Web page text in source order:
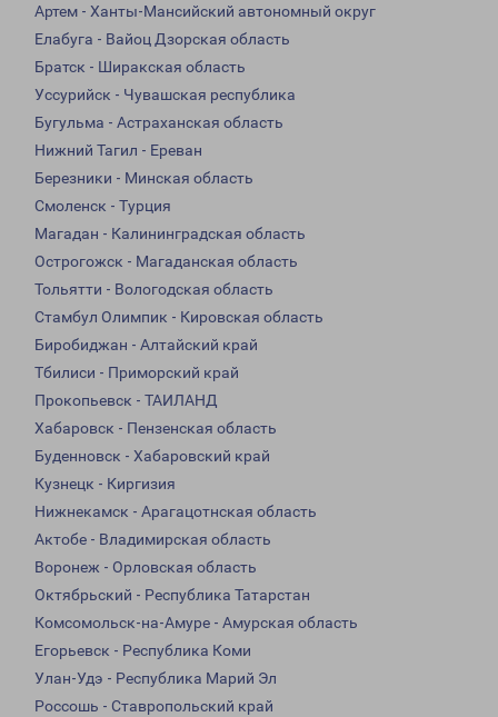
Артем - Ханты-Мансийский автономный округ
Елабуга - Вайоц Дзорская область
Братск - Ширакская область
Уссурийск - Чувашская республика
Бугульма - Астраханская область
Нижний Тагил - Ереван
Березники - Минская область
Смоленск - Турция
Магадан - Калининградская область
Острогожск - Магаданская область
Тольятти - Вологодская область
Стамбул Олимпик - Кировская область
Биробиджан - Алтайский край
Тбилиси - Приморский край
Прокопьевск - ТАИЛАНД
Хабаровск - Пензенская область
Буденновск - Хабаровский край
Кузнецк - Киргизия
Нижнекамск - Арагацотнская область
Актобе - Владимирская область
Воронеж - Орловская область
Октябрьский - Республика Татарстан
Комсомольск-на-Амуре - Амурская область
Егорьевск - Республика Коми
Улан-Удэ - Республика Марий Эл
Россошь - Ставропольский край